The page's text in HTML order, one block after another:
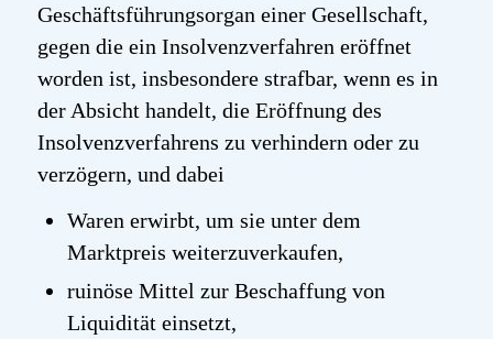
Geschäftsführungsorgan einer Gesellschaft,
gegen die ein Insolvenzverfahren eröffnet
worden ist, insbesondere strafbar, wenn es in
der Absicht handelt, die Eröffnung des
Insolvenzverfahrens zu verhindern oder zu
verzögern, und dabei
Waren erwirbt, um sie unter dem
Marktpreis weiterzuverkaufen,
ruinöse Mittel zur Beschaffung von
Liquidität einsetzt,